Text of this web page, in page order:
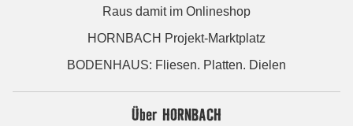
Raus damit im Onlineshop
HORNBACH Projekt-Marktplatz
BODENHAUS: Fliesen. Platten. Dielen
Über HORNBACH